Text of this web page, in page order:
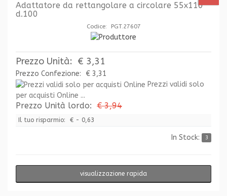
Adattatore da rettangolare a circolare 55x110
d.100
Codice: PGT.27607
Prezzo Unità: € 3,31
Prezzo Confezione:
€ 3,31
Prezzi validi solo
per acquisti Online ...
Prezzo Unità lordo: € 3,94
Il tuo risparmio: € - 0,63
In Stock: 3
visualizzazione rapida